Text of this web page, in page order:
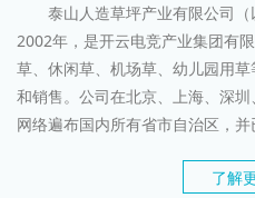
泰山人造草坪产业有限公司
2002年，是开云电竞产业集团有
草、休闲草、机场草、幼儿园用
和销售。公司在北京、上海、深
网络遍布国内所有省市自治区，并
了解